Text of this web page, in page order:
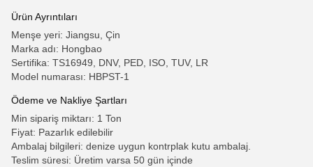
Ürün Ayrıntıları
Menşe yeri: Jiangsu, Çin
Marka adı: Hongbao
Sertifika: TS16949, DNV, PED, ISO, TUV, LR
Model numarası: HBPST-1
Ödeme ve Nakliye Şartları
Min sipariş miktarı: 1 Ton
Fiyat: Pazarlık edilebilir
Ambalaj bilgileri: denize uygun kontrplak kutu ambalaj.
Teslim süresi: Üretim varsa 50 gün içinde